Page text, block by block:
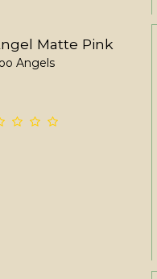
Matte Pink
Angels